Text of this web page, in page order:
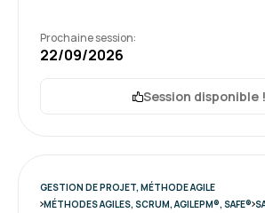
Formation : SAFe® Product Owner /
(certification POPM)
exercices pertinents
Prochaine session:
22/09/2026
Session disponible !
GESTION DE PROJET, MÉTHODE AGILE
MÉTHODES AGILES, SCRUM, AGILEPM®, SAFE®